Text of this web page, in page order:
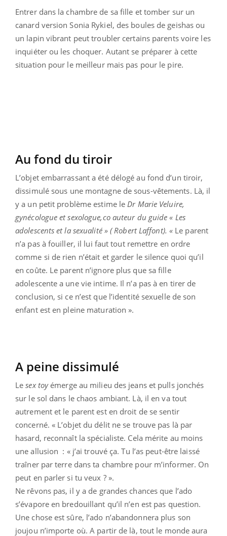
Entrer dans la chambre de sa fille et tomber sur un
canard version Sonia Rykiel, des boules de geishas ou
un lapin vibrant peut troubler certains parents voire les
inquiéter ou les choquer. Autant se préparer à cette
situation pour le meilleur mais pas pour le pire.
Au fond du tiroir
L’objet embarrassant a été délogé au fond d’un tiroir,
dissimulé sous une montagne de sous-vêtements. Là, il
y a un petit problème estime le Dr Marie Veluire,
gynécologue et sexologue,co auteur du guide « Les
adolescents et la sexualité » ( Robert Laffont). « Le parent
n’a pas à fouiller, il lui faut tout remettre en ordre
comme si de rien n’était et garder le silence quoi qu’il
en coûte. Le parent n’ignore plus que sa fille
adolescente a une vie intime. Il n’a pas à en tirer de
conclusion, si ce n’est que l’identité sexuelle de son
enfant est en pleine maturation ».
A peine dissimulé
Lesex toyémerge au milieu des jeans et pulls jonchés
sur le sol dans le chaos ambiant. Là, il en va tout
autrement et le parent est en droit de se sentir
concerné. « L’objet du délit ne se trouve pas là par
hasard, reconnaît la spécialiste. Cela mérite au moins
une allusion : « j’ai trouvé ça. Tu l’as peut-être laissé
traîner par terre dans ta chambre pour m’informer. On
peut en parler si tu veux ? ».
Ne rêvons pas, il y a de grandes chances que l’ado
s’évapore en bredouillant qu’il n’en est pas question.
Une chose est sûre, l’ado n’abandonnera plus son
joujou n’importe où. A partir de là, tout le monde aura